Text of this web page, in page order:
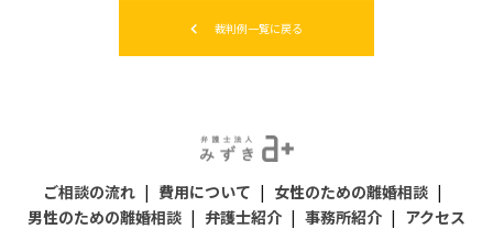
裁判例一覧に戻る
ご相談の流れ | 費用について | 女性のための離婚相談 |
男性のための離婚相談 | 弁護士紹介 | 事務所紹介 | アクセス